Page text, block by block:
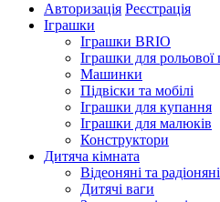
Авторизація Реєстрація
Іграшки
Іграшки BRIO
Іграшки для рольової
Машинки
Підвіски та мобілі
Іграшки для купання
Іграшки для малюків
Конструктори
Дитяча кімната
Відеоняні та радіоняні
Дитячі ваги